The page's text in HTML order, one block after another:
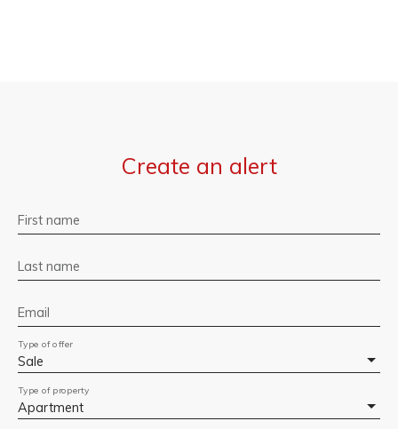
Create an alert
First name
Last name
Email
Sale
Type of offer
Apartment
Type of property